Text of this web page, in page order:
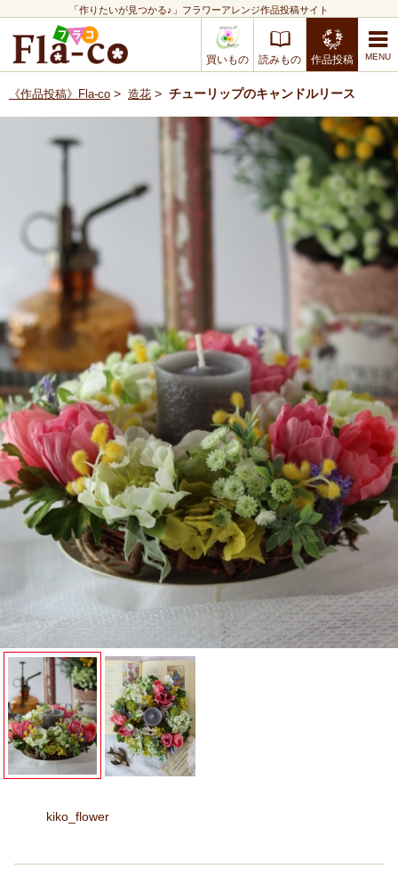
「作りたいが見つかる♪」フラワーアレンジ作品投稿サイト
買いもの 読みもの 作品投稿
《作品投稿》Fla-co > 造花 > チューリップのキャンドルリース
kiko_flower